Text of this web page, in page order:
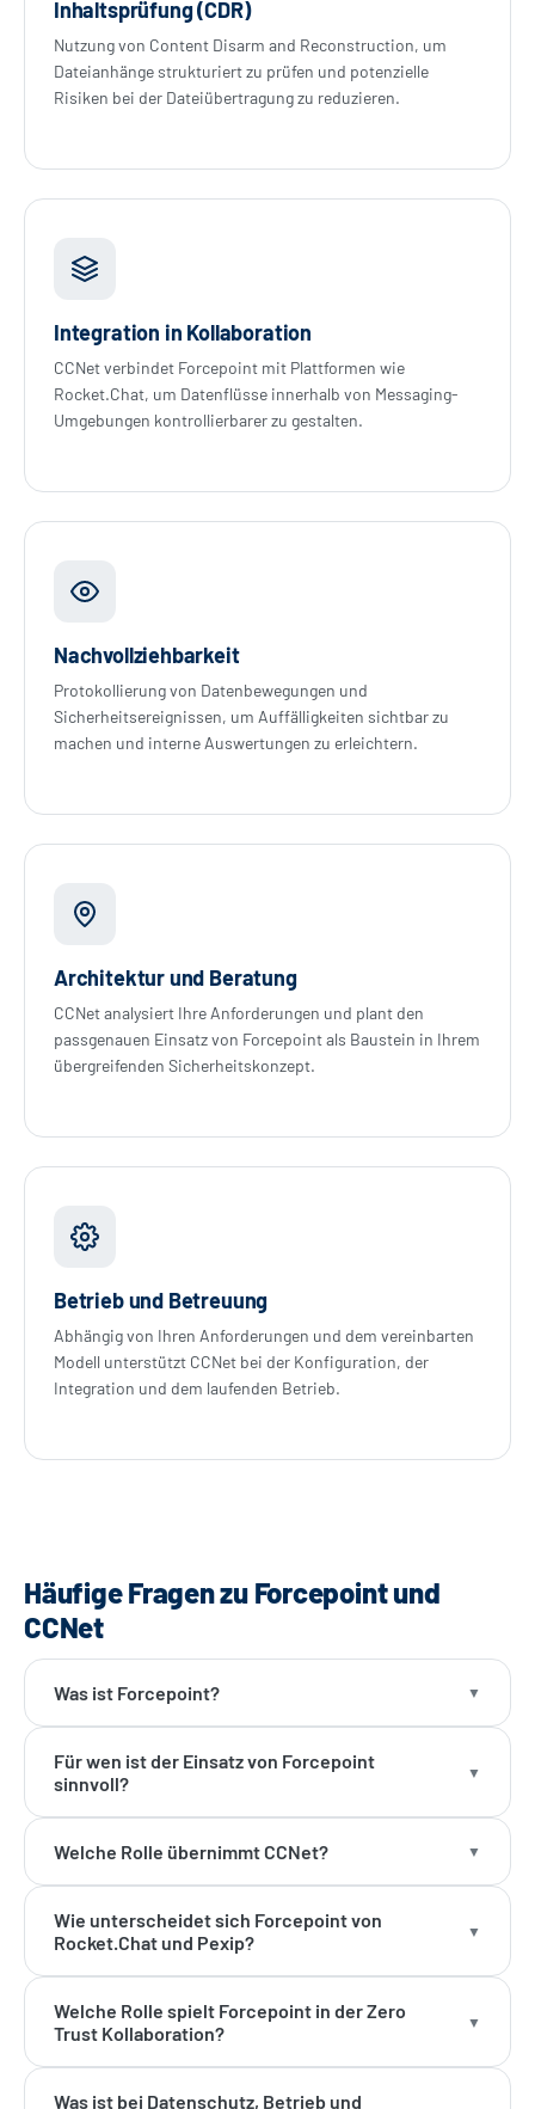
Inhaltsprüfung (CDR)
Nutzung von Content Disarm and Reconstruction, um
Dateianhänge strukturiert zu prüfen und potenzielle
Risiken bei der Dateiübertragung zu reduzieren.
Integration in Kollaboration
CCNet verbindet Forcepoint mit Plattformen wie
Rocket.Chat, um Datenflüsse innerhalb von Messaging-
Umgebungen kontrollierbarer zu gestalten.
Nachvollziehbarkeit
Protokollierung von Datenbewegungen und
Sicherheitsereignissen, um Auffälligkeiten sichtbar zu
machen und interne Auswertungen zu erleichtern.
Architektur und Beratung
CCNet analysiert Ihre Anforderungen und plant den
passgenauen Einsatz von Forcepoint als Baustein in Ihrem
übergreifenden Sicherheitskonzept.
Betrieb und Betreuung
Abhängig von Ihren Anforderungen und dem vereinbarten
Modell unterstützt CCNet bei der Konfiguration, der
Integration und dem laufenden Betrieb.
Häufige Fragen zu Forcepoint und
CCNet
Was ist Forcepoint?
Für wen ist der Einsatz von Forcepoint
sinnvoll?
Welche Rolle übernimmt CCNet?
Wie unterscheidet sich Forcepoint von
Rocket.Chat und Pexip?
Welche Rolle spielt Forcepoint in der Zero
Trust Kollaboration?
Was ist bei Datenschutz, Betrieb und